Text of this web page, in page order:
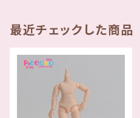
最近チェックした商品